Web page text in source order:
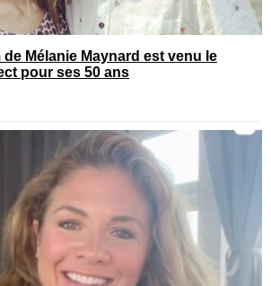
Mélanie Maynard est venu le
pour ses 50 ans